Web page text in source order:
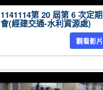
1141114第 20 屆第 6 次定期
會(經建交通-水利資源處)
觀看影片